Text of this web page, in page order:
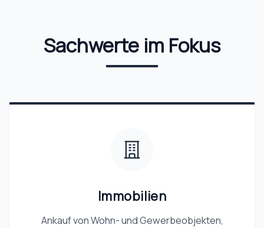
Sachwerte im Fokus
Immobilien
Ankauf von Wohn- und Gewerbeobjekten,